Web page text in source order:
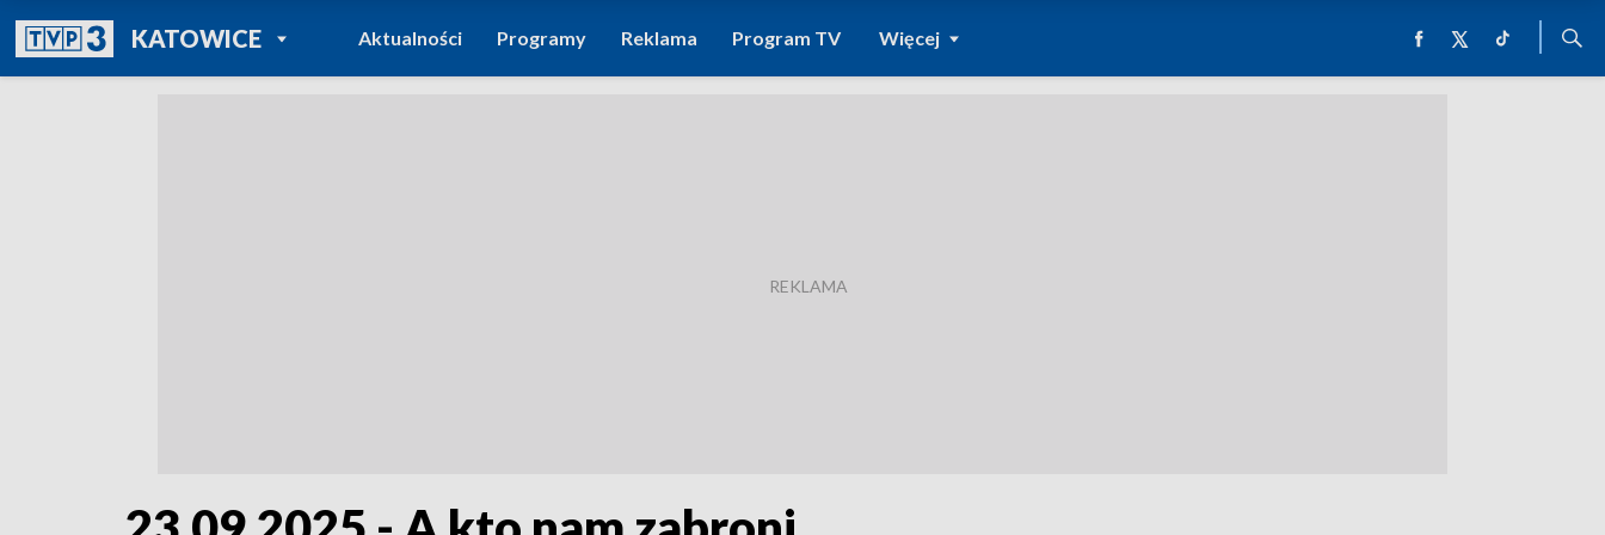
KATOWICEPOWRÓT DO
TVP REGIONY
Aktualności Programy Reklama Program TV Więcej